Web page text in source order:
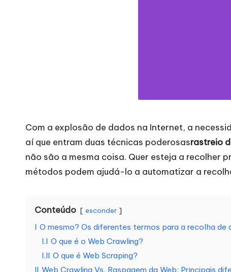
r
a
t
o
d
Com a explosão de dados na Internet, a
aí que entram duas técnicas poderosasrastreio
não são a mesma coisa. Quer esteja a recolher
métodos podem ajudá-lo a automatizar a
Conteúdo esconder
I O mesmo? Os diferentes termos para a recolha de
I.I O que é o Web Crawling?
I.II O que é Web Scraping?
II Web Crawling Vs. Raspagem da Web: Principais